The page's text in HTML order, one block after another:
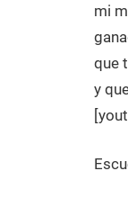
mi
que
y